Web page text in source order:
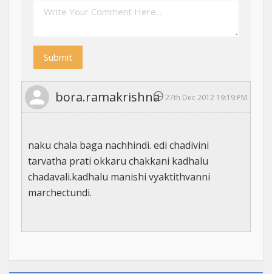
Submit
bora.ramakrishna 27th Dec 2012 19:19:PM
naku chala baga nachhindi. edi chadivini
tarvatha prati okkaru chakkani kadhalu
chadavali.kadhalu manishi vyaktithvanni
marchectundi.